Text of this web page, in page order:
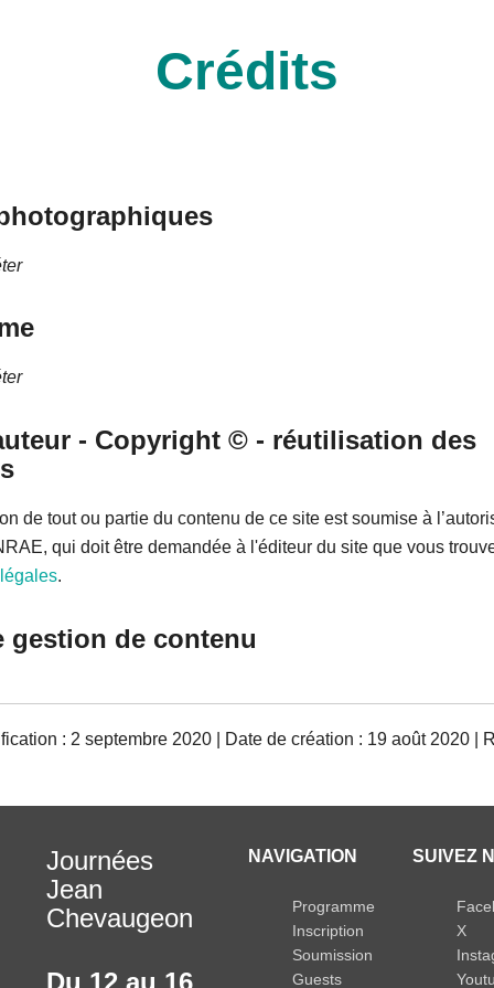
Crédits
- Copyright © - réutilisation des
de tout ou partie du contenu de ce site est soumise à
qui doit être demandée à l'éditeur du site que vous
.
de contenu
: 2 septembre 2020 | Date de création : 19 août 2020 |
Journées
Jean
Chevaugeon
NAVIGATION
Programme
Inscription
Soumission
Guests
SUIVEZ
X